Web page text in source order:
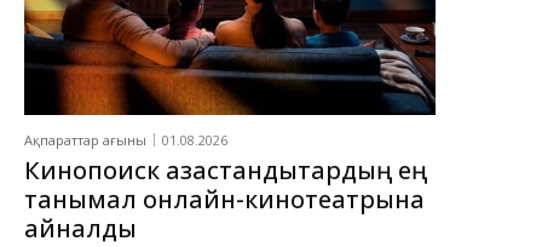
Ақпараттар ағыны 01.08.2026
Кинопоиск қазақстандықтардың ең
танымал онлайн-кинотеатрына
айналды